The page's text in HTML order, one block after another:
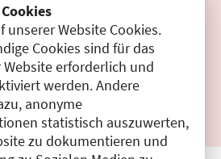
unserer Website Cookies.
Cookies sind für das
erforderlich und
werden. Andere
anonyme
statistisch auszuwerten,
zu dokumentieren und